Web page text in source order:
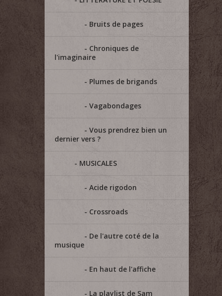
Bruits de pages
Chroniques de
l'imaginaire
Plumes de brigands
Vagabondages
Vous prendrez bien un
dernier vers ?
MUSICALES
Acide rigodon
Crossroads
De l'autre coté de la
musique
En haut de l'affiche
La playlist de Sam